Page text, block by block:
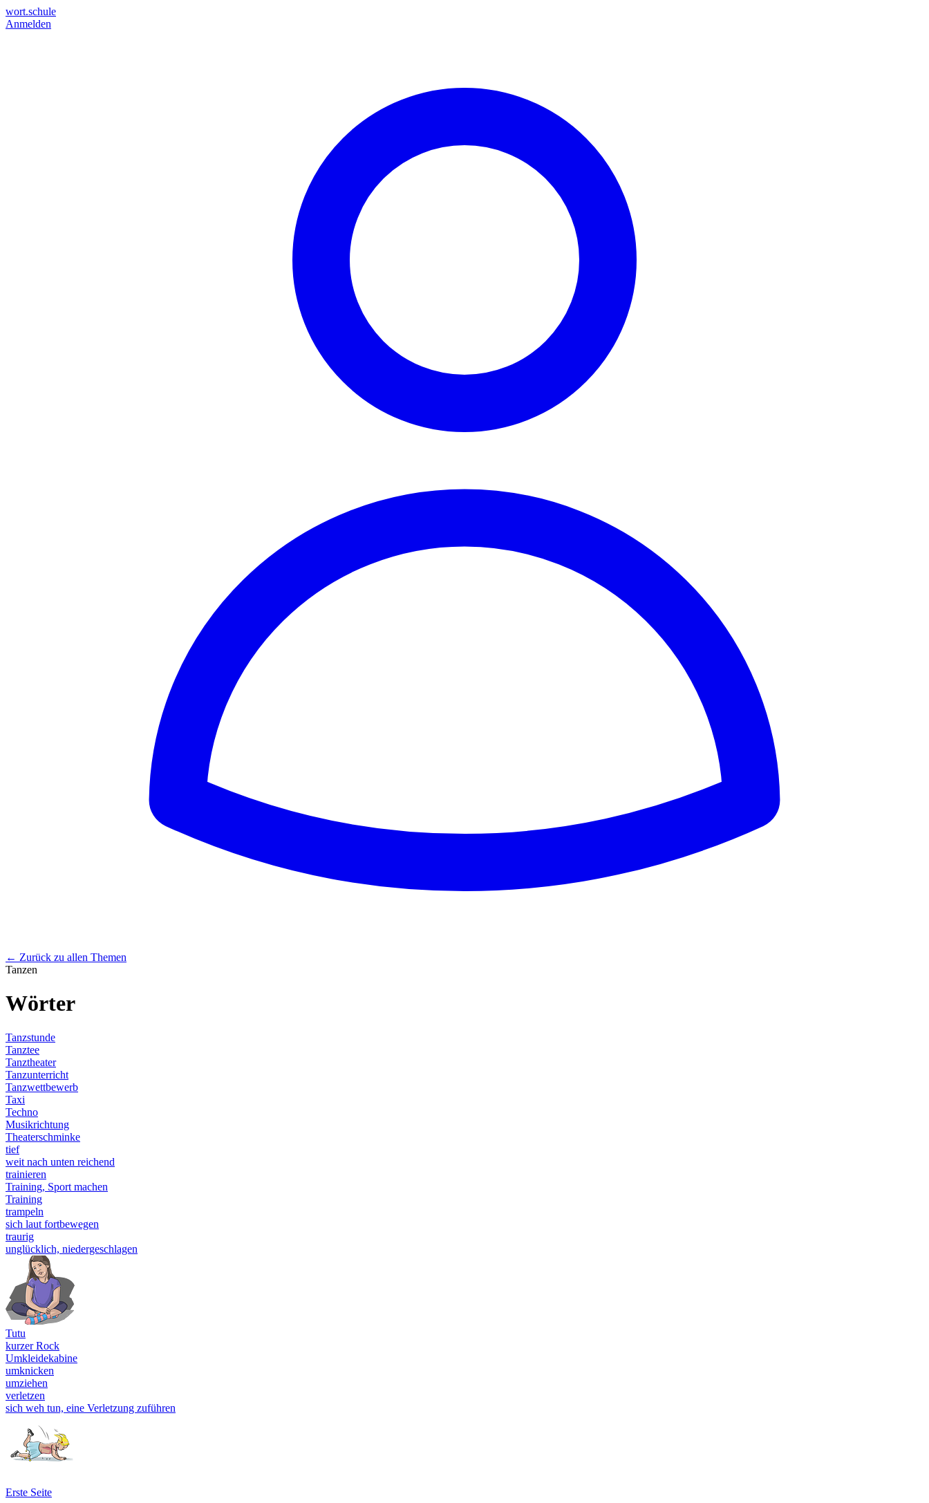
wort.schule
Anmelden
← Zurück zu allen Themen
Tanzen
Wörter
Tanzstunde
Tanztee
Tanztheater
Tanzunterricht
Tanzwettbewerb
Taxi
Techno
Musikrichtung
Theaterschminke
tief
weit nach unten reichend
trainieren
Training, Sport machen
Training
trampeln
sich laut fortbewegen
traurig
unglücklich, niedergeschlagen
Tutu
kurzer Rock
Umkleidekabine
umknicken
umziehen
verletzen
sich weh tun, eine Verletzung zuführen
Erste Seite